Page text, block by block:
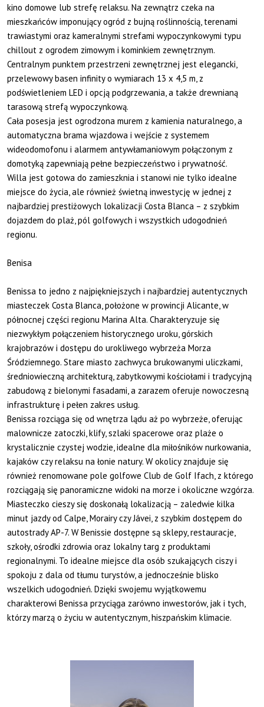
kino domowe lub strefę relaksu. Na zewnątrz czeka na
mieszkańców imponujący ogród z bujną roślinnością, terenami
trawiastymi oraz kameralnymi strefami wypoczynkowymi typu
chillout z ogrodem zimowym i kominkiem zewnętrznym.
Centralnym punktem przestrzeni zewnętrznej jest elegancki,
przelewowy basen infinity o wymiarach 13 x 4,5 m, z
podświetleniem LED i opcją podgrzewania, a także drewnianą
tarasową strefą wypoczynkową.
Cała posesja jest ogrodzona murem z kamienia naturalnego, a
automatyczna brama wjazdowa i wejście z systemem
wideodomofonu i alarmem antywłamaniowym połączonym z
domotyką zapewniają pełne bezpieczeństwo i prywatność.
Willa jest gotowa do zamieszknia i stanowi nie tylko idealne
miejsce do życia, ale również świetną inwestycję w jednej z
najbardziej prestiżowych lokalizacji Costa Blanca – z szybkim
dojazdem do plaż, pól golfowych i wszystkich udogodnień
regionu.
Benisa
Benissa to jedno z najpiękniejszych i najbardziej autentycznych
miasteczek Costa Blanca, położone w prowincji Alicante, w
północnej części regionu Marina Alta. Charakteryzuje się
niezwykłym połączeniem historycznego uroku, górskich
krajobrazów i dostępu do urokliwego wybrzeża Morza
Śródziemnego. Stare miasto zachwyca brukowanymi uliczkami,
średniowieczną architekturą, zabytkowymi kościołami i tradycyjną
zabudową z bielonymi fasadami, a zarazem oferuje nowoczesną
infrastrukturę i pełen zakres usług.
Benissa rozciąga się od wnętrza lądu aż po wybrzeże, oferując
malownicze zatoczki, klify, szlaki spacerowe oraz plaże o
krystalicznie czystej wodzie, idealne dla miłośników nurkowania,
kajaków czy relaksu na łonie natury. W okolicy znajduje się
również renomowane pole golfowe Club de Golf Ifach, z którego
rozciągają się panoramiczne widoki na morze i okoliczne wzgórza.
Miasteczko cieszy się doskonałą lokalizacją – zaledwie kilka
minut jazdy od Calpe, Morairy czy Jávei, z szybkim dostępem do
autostrady AP-7. W Benissie dostępne są sklepy, restauracje,
szkoły, ośrodki zdrowia oraz lokalny targ z produktami
regionalnymi. To idealne miejsce dla osób szukających ciszy i
spokoju z dala od tłumu turystów, a jednocześnie blisko
wszelkich udogodnień. Dzięki swojemu wyjątkowemu
charakterowi Benissa przyciąga zarówno inwestorów, jak i tych,
którzy marzą o życiu w autentycznym, hiszpańskim klimacie.